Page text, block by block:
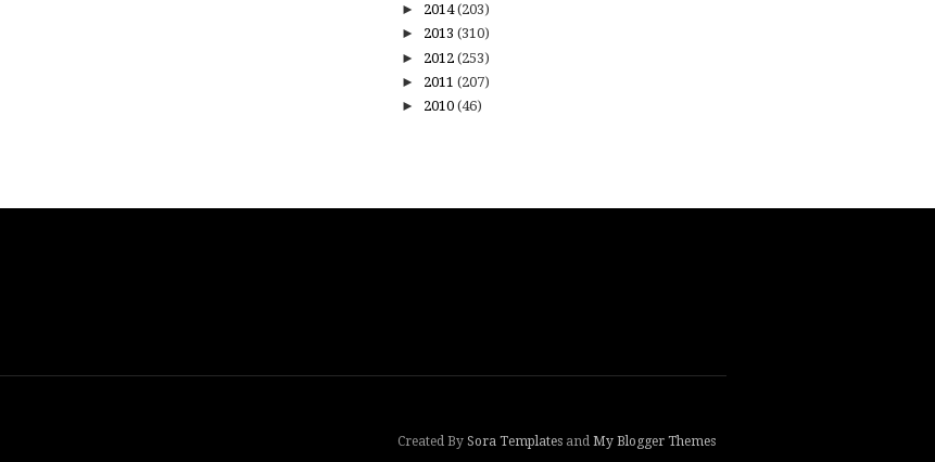
► 2014(203)
► 2013 (310)
► 2012 (253)
► 2011 (207)
► 2010 (46)
Created By Sora Templates and My Blogger Themes